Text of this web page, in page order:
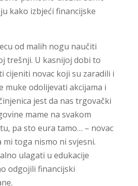
kako izbjeći financijske
od malih nogu naučiti
trešnji. U kasnijoj dobi to
cijeniti novac koji su zaradili i
muke odolijevati akcijama i
jest da nas trgovački
mame na svakom
pa sto eura tamo… – novac
mi toga nismo ni svjesni.
ulagati u edukacije
odgojili financijski